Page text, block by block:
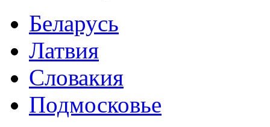
Беларусь
Латвия
Словакия
Подмосковье